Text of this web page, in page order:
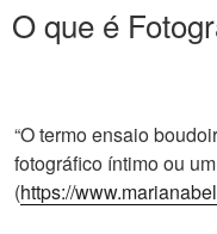
O que é
“O termo ensaio
fotográfico íntimo ou
(https://